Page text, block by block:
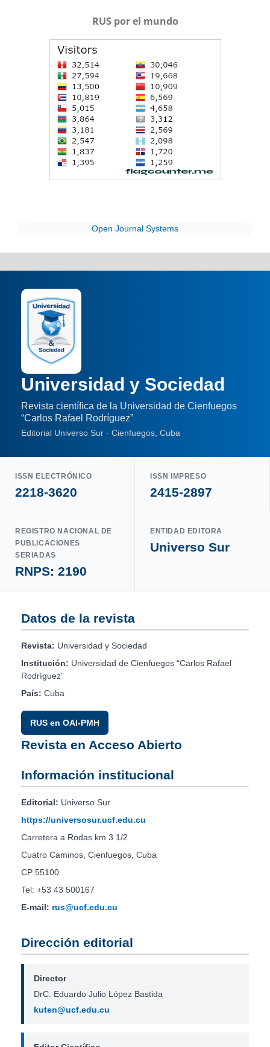
RUS por el mundo
Open Journal Systems
Universidad y Sociedad
Revista científica de la Universidad de Cienfuegos
“Carlos Rafael Rodríguez”
Editorial Universo Sur · Cienfuegos, Cuba
ISSN ELECTRÓNICO
2218-3620
ISSN IMPRESO
2415-2897
REGISTRO NACIONAL DE
PUBLICACIONES
SERIADAS
RNPS: 2190
ENTIDAD EDITORA
Universo Sur
Datos de la revista
Revista: Universidad y Sociedad
Institución: Universidad de Cienfuegos “Carlos Rafael
Rodríguez”
País: Cuba
RUS en OAI-PMH
Revista en Acceso Abierto
Información institucional
Editorial: Universo Sur
https://universosur.ucf.edu.cu
Carretera a Rodas km 3 1/2
Cuatro Caminos, Cienfuegos, Cuba
CP 55100
Tel: +53 43 500167
E-mail: rus@ucf.edu.cu
Dirección editorial
Director
DrC. Eduardo Julio López Bastida
kuten@ucf.edu.cu